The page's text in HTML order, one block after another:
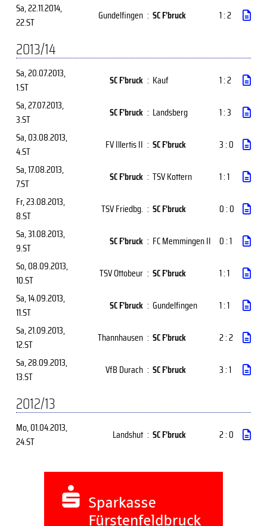
Sa, 22.11.2014,
22.ST
Gundelfingen : SC F'bruck 1 : 2
2013/14
Sa, 20.07.2013,
1.ST
SC F'bruck : Kauf
1 : 2
Sa, 27.07.2013,
3.ST
SC F'bruck : Landsberg
1 : 3
Sa, 03.08.2013,
4.ST
FV Illertis II : SC F'bruck
3 : 0
Sa, 17.08.2013,
7.ST
SC F'bruck : TSV Kottern
1 : 1
Fr, 23.08.2013,
8.ST
TSV Friedbg. : SC F'bruck
0 : 0
Sa, 31.08.2013,
9.ST
SC F'bruck : FC Memmingen II 0 : 1
So, 08.09.2013,
10.ST
TSV Ottobeur : SC F'bruck
1 : 1
Sa, 14.09.2013,
11.ST
SC F'bruck : Gundelfingen
1 : 1
Sa, 21.09.2013,
12.ST
Thannhausen : SC F'bruck
2 : 2
Sa, 28.09.2013,
13.ST
VfB Durach : SC F'bruck 3 : 1
2012/13
Mo, 01.04.2013,
24.ST
Landshut : SC F'bruck 2 : 0